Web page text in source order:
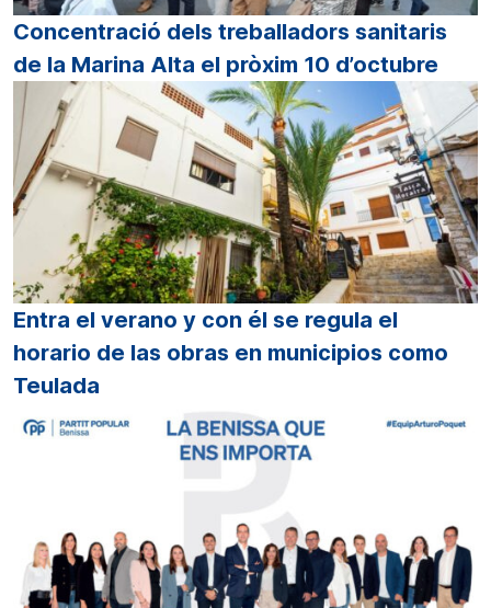
Concentració dels treballadors sanitaris
de la Marina Alta el pròxim 10 d’octubre
Entra el verano y con él se regula el
horario de las obras en municipios como
Teulada